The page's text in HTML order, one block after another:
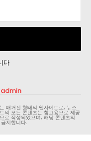
다
admin
매거진 형태의 웹사이트로, 뉴스
의 모든 콘텐츠는 참고용으로 제공
로 작성되었으며, 해당 콘텐츠의
지합니다.